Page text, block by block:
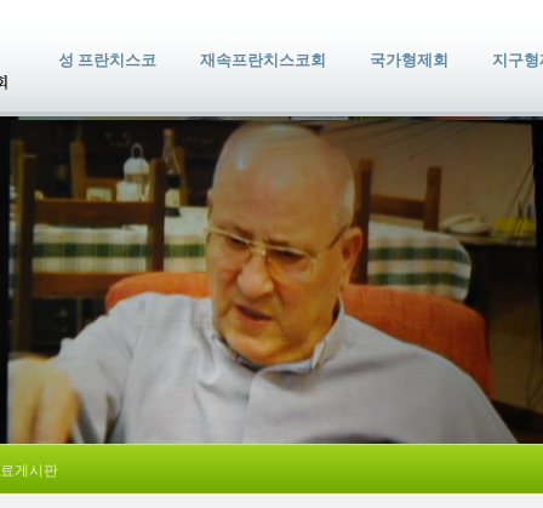
성 프란치스코 재속프란치스코회 국가형제회 지구형
게시판